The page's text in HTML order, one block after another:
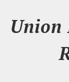
Union